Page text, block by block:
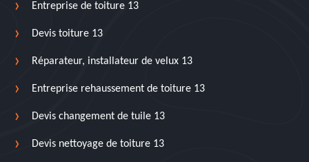
Entreprise de toiture 13
Devis toiture 13
Réparateur, installateur de velux 13
Entreprise rehaussement de toiture 13
Devis changement de tuile 13
Devis nettoyage de toiture 13